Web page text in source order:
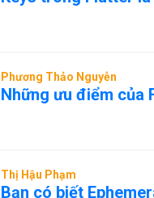
Phương Thảo Nguyễn
Những ưu điểm của
Thị Hậu Phạm
Bạn có biết